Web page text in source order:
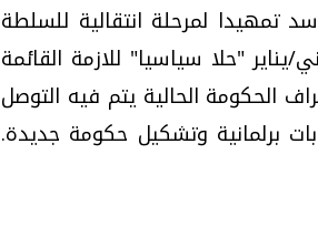
تمهيدا لمرحلة انتقالية للسلطة
"حلا سياسيا" للازمة القائمة
الحكومة الحالية يتم فيه التوصل
برلمانية وتشكيل حكومة جديدة.